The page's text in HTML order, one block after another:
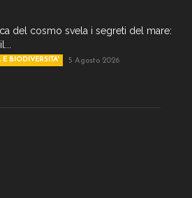
del cosmo svela i segreti del mare:
E BIODIVERSITA' 5 Agosto 2026